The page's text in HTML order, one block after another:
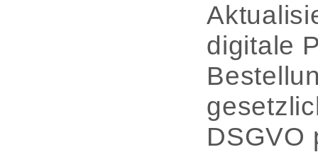
digitale
DSGVO